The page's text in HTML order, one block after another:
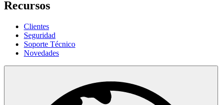
Recursos
Clientes
Seguridad
Soporte Técnico
Novedades